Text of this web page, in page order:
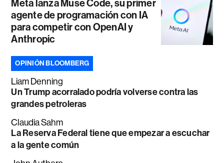
Meta lanza Muse Code, su primer
agente de programación con IA
para competir con OpenAI y
Anthropic
OPINIÓN BLOOMBERG
Liam Denning
Un Trump acorralado podría volverse contra las
grandes petroleras
Claudia Sahm
La Reserva Federal tiene que empezar a escuchar
a la gente común